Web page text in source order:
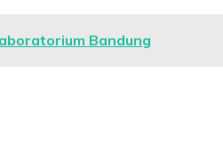
Bandung